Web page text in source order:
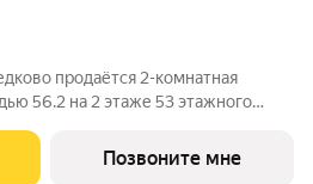
продаётся 2-комнатная
56.2 на 2 этаже 53 этажного
до станции метро
до
Позвоните мне